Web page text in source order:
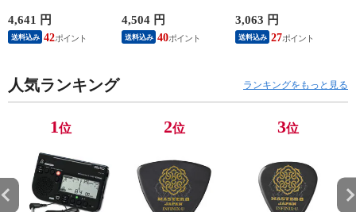
スペシャルパック ブ
ラック
4,641 円
送料込み 42
4,504 円
送料込み 40
3,063 円
送料込み 27
人気ランキング ランキングをもっと見る
1位 2位 3位